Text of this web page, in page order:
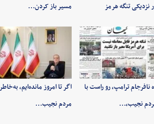
نزدیکی تنگه هرمز
مسیر باز کردن…
نافرجام ترامپ، رو راست با
نجیب،…
اگر تا امروز مانده‌ایم، به‌خاطر
مردم نجیب…